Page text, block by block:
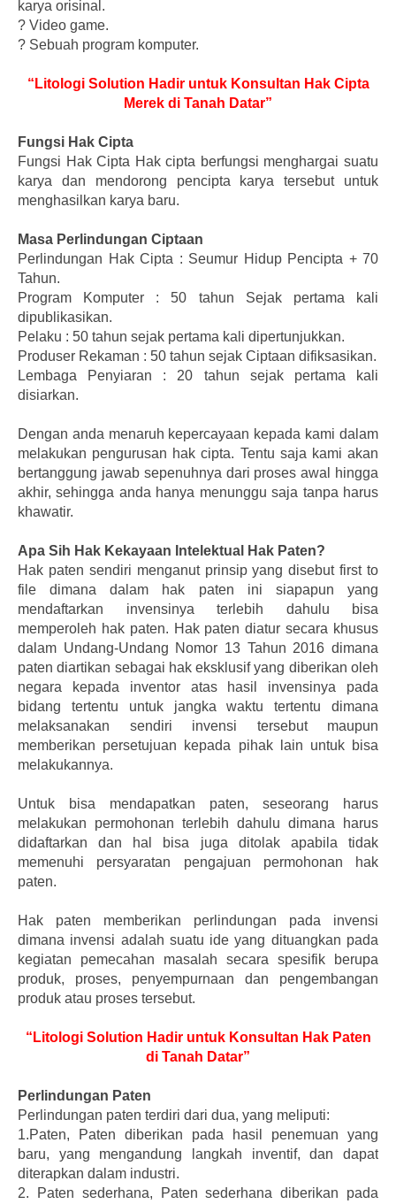
karya orisinal.
? Video game.
? Sebuah program komputer.
“Litologi Solution Hadir untuk Konsultan Hak Cipta
Merek di Tanah Datar”
Fungsi Hak Cipta
Fungsi Hak Cipta Hak cipta berfungsi menghargai suatu
karya dan mendorong pencipta karya tersebut untuk
menghasilkan karya baru.
Masa Perlindungan Ciptaan
Perlindungan Hak Cipta : Seumur Hidup Pencipta + 70
Tahun.
Program Komputer : 50 tahun Sejak pertama kali
dipublikasikan.
Pelaku : 50 tahun sejak pertama kali dipertunjukkan.
Produser Rekaman : 50 tahun sejak Ciptaan difiksasikan.
Lembaga Penyiaran : 20 tahun sejak pertama kali
disiarkan.
Dengan anda menaruh kepercayaan kepada kami dalam
melakukan pengurusan hak cipta. Tentu saja kami akan
bertanggung jawab sepenuhnya dari proses awal hingga
akhir, sehingga anda hanya menunggu saja tanpa harus
khawatir.
Apa Sih Hak Kekayaan Intelektual Hak Paten?
Hak paten sendiri menganut prinsip yang disebut first to
file dimana dalam hak paten ini siapapun yang
mendaftarkan invensinya terlebih dahulu bisa
memperoleh hak paten. Hak paten diatur secara khusus
dalam Undang-Undang Nomor 13 Tahun 2016 dimana
paten diartikan sebagai hak eksklusif yang diberikan oleh
negara kepada inventor atas hasil invensinya pada
bidang tertentu untuk jangka waktu tertentu dimana
melaksanakan sendiri invensi tersebut maupun
memberikan persetujuan kepada pihak lain untuk bisa
melakukannya.
Untuk bisa mendapatkan paten, seseorang harus
melakukan permohonan terlebih dahulu dimana harus
didaftarkan dan hal bisa juga ditolak apabila tidak
memenuhi persyaratan pengajuan permohonan hak
paten.
Hak paten memberikan perlindungan pada invensi
dimana invensi adalah suatu ide yang dituangkan pada
kegiatan pemecahan masalah secara spesifik berupa
produk, proses, penyempurnaan dan pengembangan
produk atau proses tersebut.
“Litologi Solution Hadir untuk Konsultan Hak Paten
di Tanah Datar”
Perlindungan Paten
Perlindungan paten terdiri dari dua, yang meliputi:
1.Paten, Paten diberikan pada hasil penemuan yang
baru, yang mengandung langkah inventif, dan dapat
diterapkan dalam industri.
2. Paten sederhana, Paten sederhana diberikan pada